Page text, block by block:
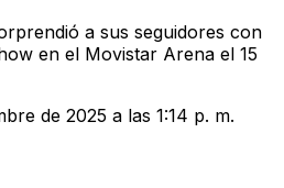
a sus seguidores con
en el Movistar Arena el 15
de 2025 a las 1:14 p. m.